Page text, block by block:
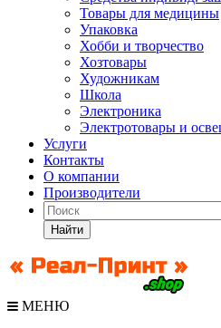
Товары для медицины
Упаковка
Хобби и творчество
Хозтовары
Художникам
Школа
Электроника
Электротовары и
Услуги
Контакты
О компании
Производители
Найти
МЕНЮ